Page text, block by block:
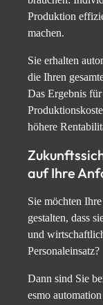
Produktion
machen.
Sie erhalten
die Ihren
Das Ergebnis
höhere
auf Ihre
Sie möchten
gestalten, dass
und
Personaleinsatz?
Dann sind Sie
esmo